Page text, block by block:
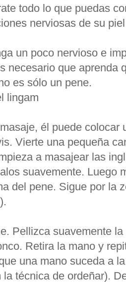
todo lo que puedas
nerviosas de su
un poco nervioso e
necesario que aprenda
es sólo un pene.
lingam
él puede colocar
Vierte una pequeña
a masajear las
suavemente. Luego
del pene. Sigue por la
Pellizca suavemente
Retira la mano y
una mano suceda a
la técnica de ordeñar).